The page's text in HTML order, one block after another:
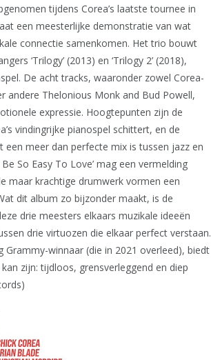
tijdens Corea’s laatste tournee in
een meesterlijke demonstratie van wat
connectie samenkomen. Het trio bouwt
‘Trilogy’ (2013) en ‘Trilogy 2’ (2018),
De acht tracks, waaronder zowel Corea-
andere Thelonious Monk and Bud Powell,
expressie. Hoogtepunten zijn de
vindingrijke pianospel schittert, en de
een meer dan perfecte mix is tussen jazz en
So Easy To Love’ mag een vermelding
maar krachtige drumwerk vormen een
dit album zo bijzonder maakt, is de
drie meesters elkaars muzikale ideeën
drie virtuozen die elkaar perfect verstaan.
winnaar (die in 2021 overleed), biedt
zijn: tijdloos, grensverleggend en diep